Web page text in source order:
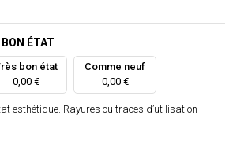
ÉTAT
bon état
0,00 €
Comme neuf
0,00 €
esthétique. Rayures ou traces d’utilisation